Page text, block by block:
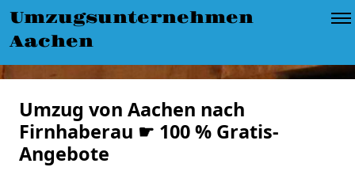
Umzugsunternehmen
Aachen
Umzug von Aachen nach
Firnhaberau ☛ 100 % Gratis-
Angebote